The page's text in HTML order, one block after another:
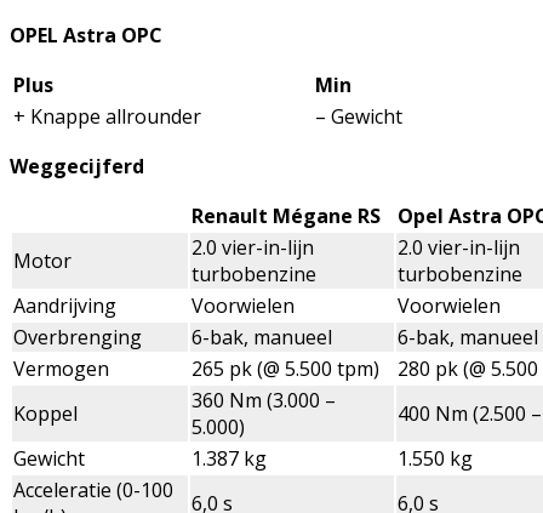
OPEL Astra OPC
Plus
Min
+ Knappe allrounder
– Gewicht
Weggecijferd
Renault Mégane RS
Opel Astra
Motor
2.0 vier-in-lijn
turbobenzine
2.0 vier-in-lijn
turbobenzine
Aandrijving
Voorwielen
Voorwielen
Overbrenging
6-bak, manueel
6-bak, manueel
Vermogen
265 pk (@ 5.500 tpm)
280 pk (@
Koppel
360 Nm (3.000 –
5.000)
400 Nm (2.500
Gewicht
1.387 kg
1.550 kg
Acceleratie (0-100
6,0 s
6,0 s